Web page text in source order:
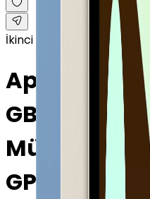
İkinci el
Apple iPad
GB 10.9" GPS
Mükemmel ·
GPS · 10.9"